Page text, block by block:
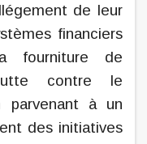
de leur
financiers
fourniture de
contre le
parvenant à un
des initiatives